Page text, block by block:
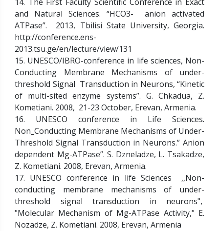
and Natural Sciences. “HCO3- anion activated
ATPase”. 2013, Tbilisi State University, Georgia.
http://conference.ens-
2013.tsu.ge/en/lecture/view/131
15. UNESCO/IBRO-conference in life sciences, Non-
Conducting Membrane Mechanisms of under-
threshold Signal Transduction in Neurons, “Kinetic
of multi-sited enzyme systems”. G. Chkadua, Z.
Kometiani. 2008, 21-23 October, Erevan, Armenia.
16. UNESCO conference in Life Sciences.
Non_Conducting Membrane Mechanisms of Under-
Threshold Signal Transduction in Neurons.” Anion
dependent Mg-ATPase”. S. Dzneladze, L. Tsakadze,
Z. Kometiani. 2008, Erevan, Armenia.
17. UNESCO conference in life Sciences ,,Non-
conducting membrane mechanisms of under-
threshold signal transduction in neurons",
"Molecular Mechanism of Mg-ATPase Activity," E.
Nozadze, Z. Kometiani. 2008, Erevan, Armenia